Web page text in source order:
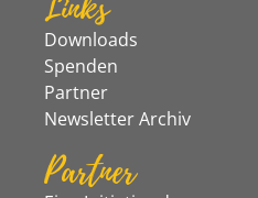
Downloads
Spenden
Partner
Newsletter Archiv
Partner